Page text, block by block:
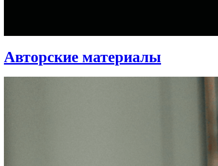
Авторские материалы